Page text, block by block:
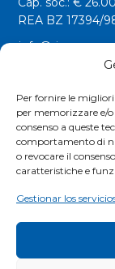
Per fornire le
per memorizzare e/
consenso a queste
comportamento di
o revocare il
caratteristiche e
Gestionar los
REA BZ 17394/
Fax. +39 0471
Social